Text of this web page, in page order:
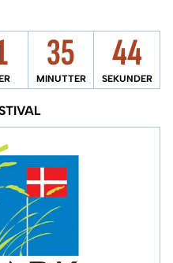
35
MINUTTER
43
SEKUNDER